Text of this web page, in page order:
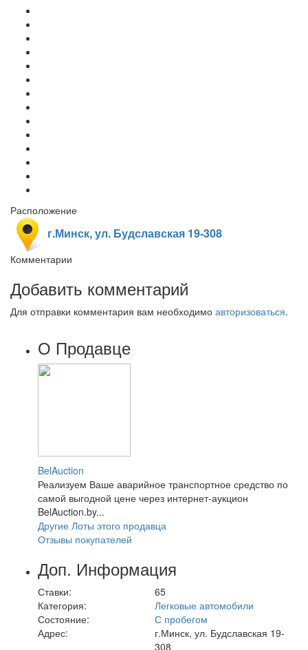
Расположение
г.Минск, ул. Будславская 19-308
Комментарии
Добавить комментарий
Для отправки комментария вам необходимо авторизоваться.
О Продавце
BelAuction
Реализуем Ваше аварийное транспортное средство по
самой выгодной цене через интернет-аукцион
BelAuction.by...
Другие Лоты этого продавца
Отзывы покупателей
Доп. Информация
Ставки:
65
Категория:
Легковые автомобили
Состояние:
С пробегом
Адрес:
г.Минск, ул. Будславская 19-
308